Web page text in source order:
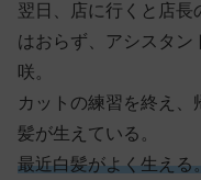
翌日、店に行くと店長
はおらず、アシスタン
咲。
カットの練習を終え、
髪が生えている。
最近白髪がよく生える